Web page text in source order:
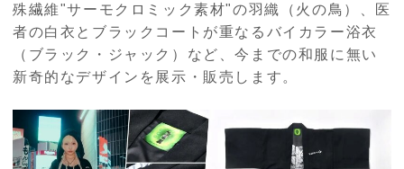
殊繊維"サーモクロミック素材"の羽織（火の鳥）、医
者の白衣とブラックコートが重なるバイカラー浴衣
（ブラック・ジャック）など、今までの和服に無い
新奇的なデザインを展示・販売します。